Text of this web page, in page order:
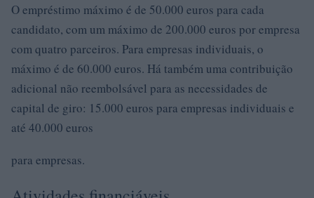
O empréstimo máximo é de 50.000 euros para cada
candidato, com um máximo de 200.000 euros por empresa
com quatro parceiros. Para empresas individuais, o
máximo é de 60.000 euros. Há também uma contribuição
adicional não reembolsável para as necessidades de
capital de giro: 15.000 euros para empresas individuais e
até 40.000 euros
para empresas.